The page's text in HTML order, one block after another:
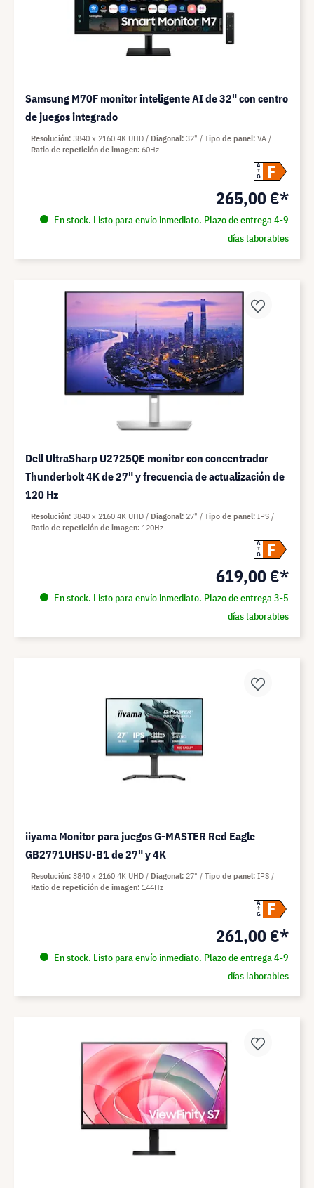
Samsung M70F monitor inteligente AI de 32" con centro
de juegos integrado
A
G
F
265,00 €*
En stock. Listo para envío inmediato. Plazo de entrega 4-9
días laborables
Resolución 3840 x 2160 4K UHD Diagonal 32" Tipo de panel VA
Ratio de repetición de imagen 60Hz
Dell UltraSharp U2725QE monitor con concentrador
Thunderbolt 4K de 27" y frecuencia de actualización de
120 Hz
A
G
F
619,00 €*
En stock. Listo para envío inmediato. Plazo de entrega 3-5
días laborables
Resolución 3840 x 2160 4K UHD Diagonal 27" Tipo de panel IPS
Ratio de repetición de imagen 120Hz
iiyama Monitor para juegos G-MASTER Red Eagle
GB2771UHSU-B1 de 27" y 4K
A
G
F
261,00 €*
En stock. Listo para envío inmediato. Plazo de entrega 4-9
días laborables
Resolución 3840 x 2160 4K UHD Diagonal 27" Tipo de panel IPS
Ratio de repetición de imagen 144Hz